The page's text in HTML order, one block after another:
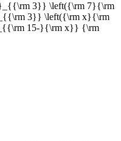
}_{{\rm 3}} \left({\rm 7}{\rm
3}} \left({\rm x}{\rm
15-}{\rm x}} {\rm